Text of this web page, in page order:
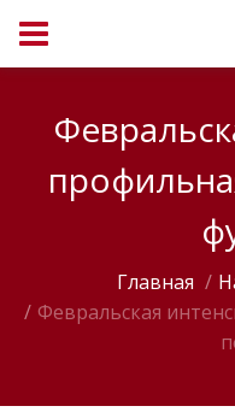
Главная
Февральская